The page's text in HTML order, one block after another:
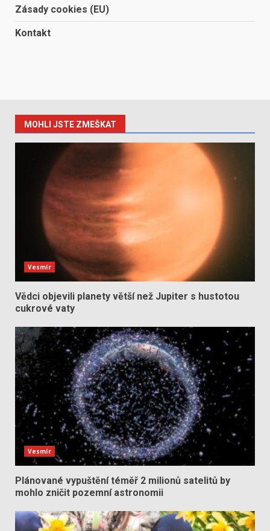
Zásady cookies (EU)
Kontakt
MOHLI JSTE ZMEŠKAT
Vesmír
Vědci objevili planety větší než Jupiter s hustotou
cukrové vaty
Vesmír
Plánované vypuštění téměř 2 milionů satelitů by
mohlo zničit pozemní astronomii